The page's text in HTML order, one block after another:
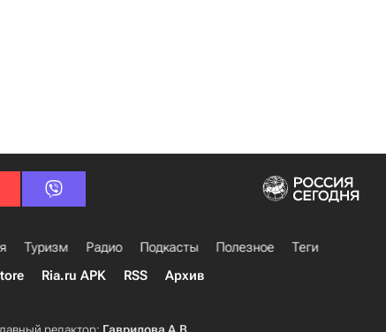
Туризм Радио Подкасты Полезное
Теги
Ria.ru APK RSS Архив